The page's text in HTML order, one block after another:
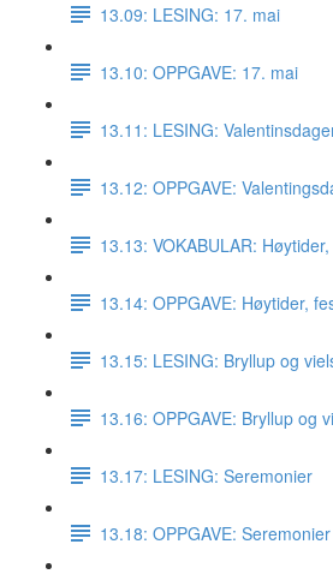
13.09: LESING: 17. mai
13.10: OPPGAVE: 17. mai
13.11: LESING:
13.12: OPPGAVE:
13.13: VOKABULAR:
13.14: OPPGAVE: Høytider,
13.15: LESING: Bryllup og
13.16: OPPGAVE: Bryllup og
13.17: LESING: Seremonier
13.18: OPPGAVE: Seremonier